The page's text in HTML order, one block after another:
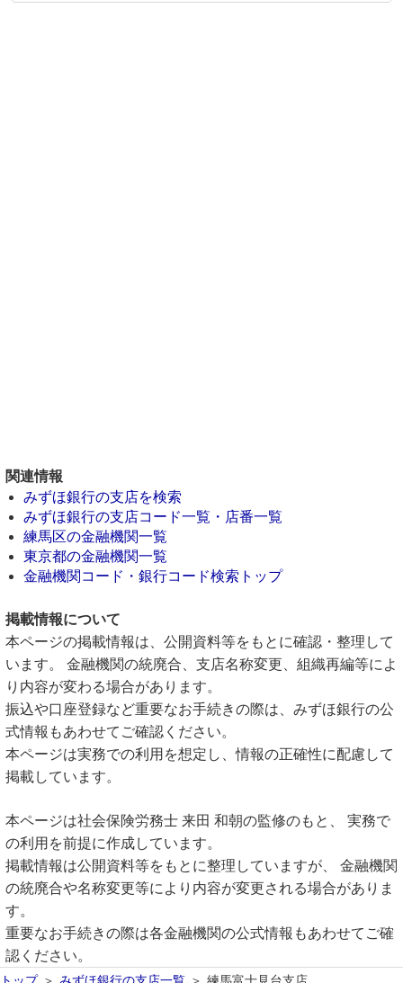
関連情報
みずほ銀行の支店を検索
みずほ銀行の支店コード一覧・店番一覧
練馬区の金融機関一覧
東京都の金融機関一覧
金融機関コード・銀行コード検索トップ
掲載情報について
本ページの掲載情報は、公開資料等をもとに確認・整理して
います。 金融機関の統廃合、支店名称変更、組織再編等によ
り内容が変わる場合があります。
振込や口座登録など重要なお手続きの際は、みずほ銀行の公
式情報もあわせてご確認ください。
本ページは実務での利用を想定し、情報の正確性に配慮して
掲載しています。
本ページは社会保険労務士 来田 和朝の監修のもと、 実務で
の利用を前提に作成しています。
掲載情報は公開資料等をもとに整理していますが、 金融機関
の統廃合や名称変更等により内容が変更される場合がありま
す。
重要なお手続きの際は各金融機関の公式情報もあわせてご確
認ください。